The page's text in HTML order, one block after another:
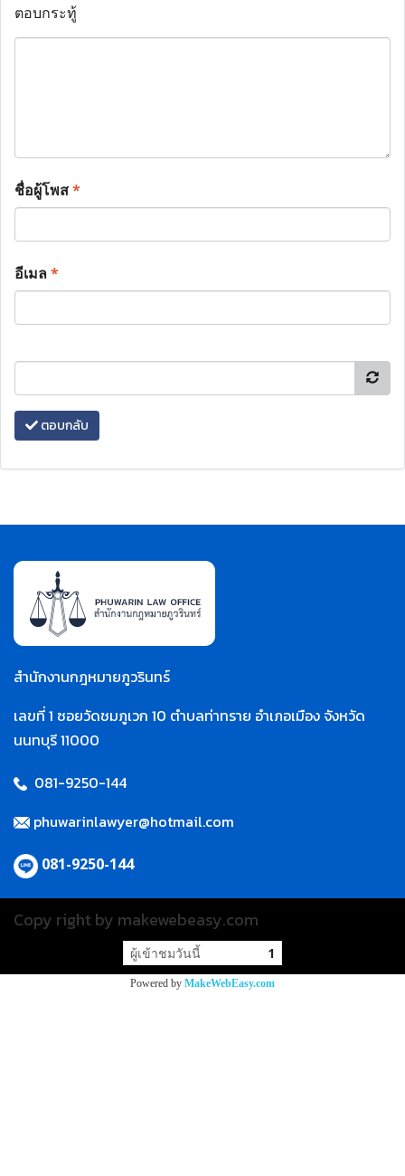
ตอบกระทู้
ชื่อผู้โพส*
อีเมล*
ตอบกลับ
สำนักงานกฎหมายภูวรินทร์
เลขที่ 1 ซอยวัดชมภูเวก 10 ตำบลท่าทราย อำเภอเมือง จังหวัด
นนทบุรี 11000
081-9250-144
phuwarinlawyer@hotmail.com
081-9250-144
Copy right by makewebeasy.com
ผู้เข้าชมวันนี้ 1
Powered by MakeWebEasy.com